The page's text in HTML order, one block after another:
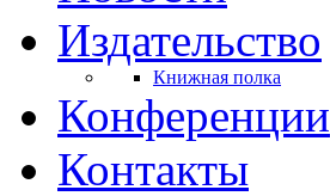
Издательство
Книжная полка
Конференции
Контакты